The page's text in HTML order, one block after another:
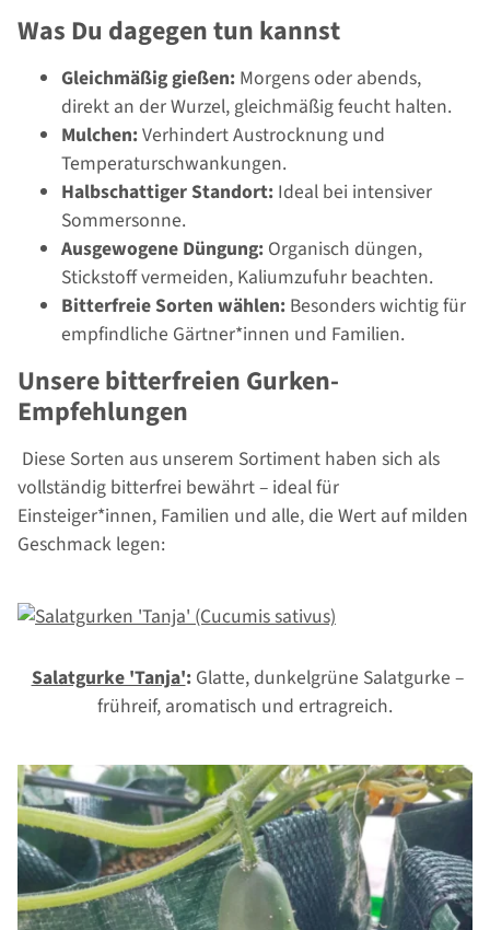
Was Du dagegen tun kannst
Gleichmäßig gießen: Morgens oder abends,
direkt an der Wurzel, gleichmäßig feucht halten.
Mulchen:Verhindert Austrocknung und
Temperaturschwankungen.
Halbschattiger Standort: Ideal bei intensiver
Sommersonne.
Ausgewogene Düngung: Organisch düngen,
Stickstoff vermeiden, Kaliumzufuhr beachten.
Bitterfreie Sorten wählen: Besonders wichtig für
empfindliche Gärtner*innen und Familien.
Unsere bitterfreien Gurken-
Empfehlungen
Diese Sorten aus unserem Sortiment haben sich als
vollständig bitterfrei bewährt – ideal für
Einsteiger*innen, Familien und alle, die Wert auf milden
Geschmack legen:
Salatgurke 'Tanja': Glatte, dunkelgrüne Salatgurke –
frühreif, aromatisch und ertragreich.